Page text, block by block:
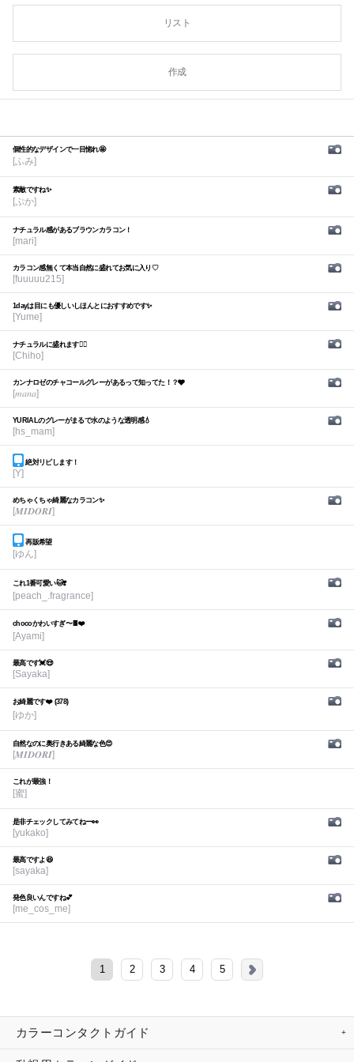
リスト
作成
個性的なデザインで一目惚れ🤩
[ふみ]
素敵ですね✨
[ぷか]
ナチュラル感があるブラウンカラコン！
[mari]
カラコン感無くて本当自然に盛れてお気に入り♡
[fuuuuu215]
1dayは目にも優しいしほんとにおすすめです✨
[Yume]
ナチュラルに盛れます🙆‍♀️
[Chiho]
カンナロゼのチャコールグレーがあるって知ってた！？🩶
[𝑚𝑎𝑛𝑎]
YURIALのグレーがまるで水のような透明感💧
[hs_mam]
絶対リピします！
[Y]
めちゃくちゃ綺麗なカラコン✨
[𝑴𝑰𝑫𝑶𝑹𝑰]
再販希望
[ゆん]
これ1番可愛い🐱❣️
[peach_.fragrance]
chocoかわいすぎ〜🍫❤️
[Ayami]
最高です💓😍
[Sayaka]
お綺麗です❤️ (378)
[ゆか]
自然なのに奥行きある綺麗な色😍
[𝑴𝑰𝑫𝑶𝑹𝑰]
これが最強！
[蜜]
是非チェックしてみてねー👀
[yukako]
最高ですよ😆
[sayaka]
発色良いんですね💕︎
[me_cos_me]
1 2 3 4 5
カラーコンタクトガイド